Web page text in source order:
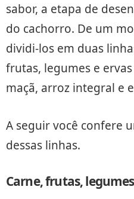
sabor, a etapa de
do cachorro. De um
dividi-los em duas
frutas, legumes e
maçã, arroz integral e
A seguir você confere
dessas linhas.
Carne, frutas,